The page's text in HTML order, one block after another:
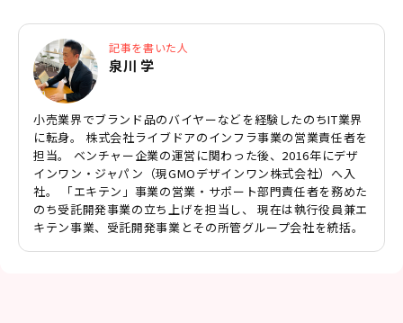
記事を書いた人
泉川 学
小売業界でブランド品のバイヤーなどを経験したのちIT業界
に転身。 株式会社ライブドアのインフラ事業の営業責任者を
担当。 ベンチャー企業の運営に関わった後、2016年にデザ
インワン・ジャパン（現GMOデザインワン株式会社）へ入
社。 「エキテン」事業の営業・サポート部門責任者を務めた
のち受託開発事業の立ち上げを担当し、 現在は執行役員兼エ
キテン事業、受託開発事業とその所管グループ会社を統括。